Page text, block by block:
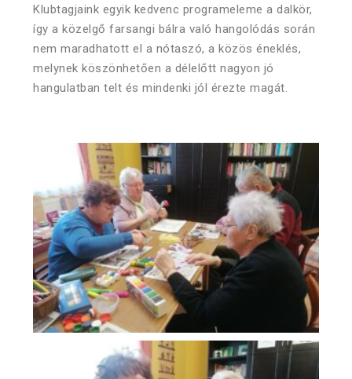
Klubtagjaink egyik kedvenc programeleme a dalkör,
így a közelgő farsangi bálra való hangolódás során
nem maradhatott el a nótaszó, a közös éneklés,
melynek köszönhetően a délelőtt nagyon jó
hangulatban telt és mindenki jól érezte magát.